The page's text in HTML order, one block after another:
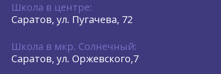
Школа в центре:
Саратов, ул. Пугачева, 72
Школа в мкр. Солнечный:
Саратов, ул. Оржевского,7